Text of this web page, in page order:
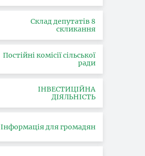
Склад депутатів 8
скликання
Постійні комісії сільської
ради
ІНВЕСТИЦІЙНА
ДІЯЛЬНІСТЬ
Інформація для громадян